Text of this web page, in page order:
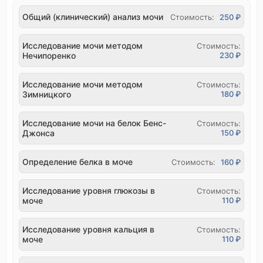
Общий (клинический) анализ мочи Стоимость: 250 ₽
Исследование мочи методом
Нечипоренко
Стоимость:
230 ₽
Исследование мочи методом
Зимницкого
Стоимость:
180 ₽
Исследование мочи на белок Бенс-
Джонса
Стоимость:
150 ₽
Определение белка в моче Стоимость: 160 ₽
Исследование уровня глюкозы в
моче
Стоимость:
110 ₽
Исследование уровня кальция в
моче
Стоимость:
110 ₽